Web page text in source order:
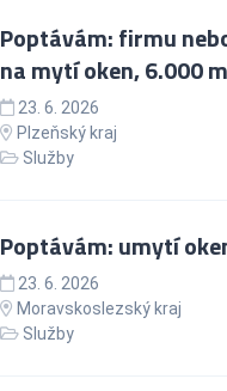
Poptávám: firmu
na mytí oken, 6.000
23. 6. 2026
Plzeňský kraj
Služby
Poptávám: umytí
23. 6. 2026
Moravskoslezský kraj
Služby